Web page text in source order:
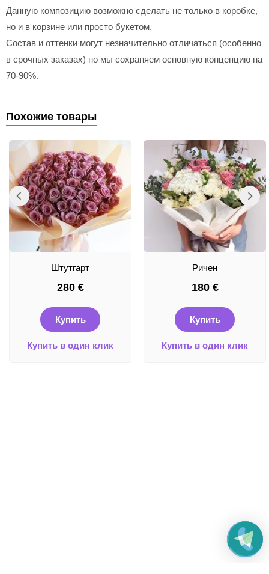
Данную композицию возможно сделать не только в коробке,
но и в корзине или просто букетом.
Состав и оттенки могут незначительно отличаться (особенно
в срочных заказах) но мы сохраняем основную концепцию на
70-90%.
Похожие товары
Штутгарт
280 €
Купить
Купить в один клик
Ричен
180 €
Купить
Купить в один клик